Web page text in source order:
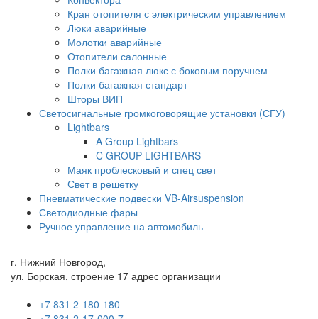
Кран отопителя с электрическим управлением
Люки аварийные
Молотки аварийные
Отопители салонные
Полки багажная люкс с боковым поручнем
Полки багажная стандарт
Шторы ВИП
Светосигнальные громкоговорящие установки (СГУ)
Lightbars
A Group Lightbars
C GROUP LIGHTBARS
Маяк проблесковый и спец свет
Свет в решетку
Пневматические подвески VB-Airsuspension
Светодиодные фары
Ручное управление на автомобиль
г. Нижний Новгород,
ул. Борская, строение 17 адрес организации
+7 831 2-180-180